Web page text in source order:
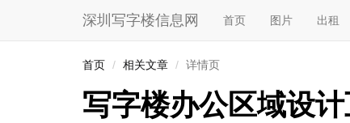
深圳写字楼信息网 首页 图片 出租
首页 相关文章 详情页
写字楼办公区域设